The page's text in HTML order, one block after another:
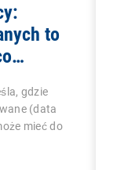
to
gdzie
(data
mieć do